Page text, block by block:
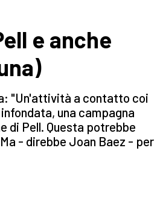
e anche
"Un'attività a contatto coi
una campagna
di Pell. Questa potrebbe
- direbbe Joan Baez - per